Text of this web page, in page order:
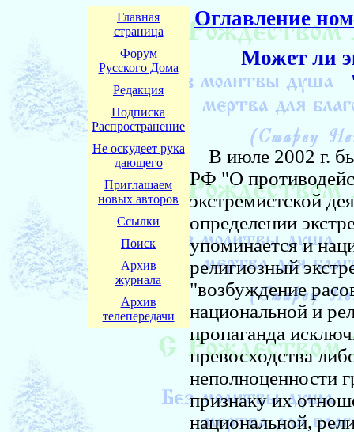
Главная
страница
Форум
Русского Дома
Редакция
Подписка
Распространение
Не оскудеет рука
дающего
Приглашаем
новых авторов
Ссылки
Поиск
Архив
журнала
Архив
телепередачи
Оглавление
Может ли
В июле 2002 г.
РФ "О
экстремистской
определении
упоминается и
религиозный
"возбуждение
национальной и
пропаганда
превосходства
неполноценности
признаку их
национальной,